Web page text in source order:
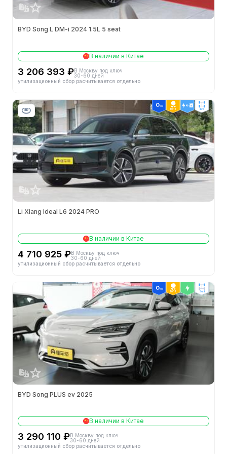
BYD Song L DM-i 2024 1.5L 5 seat
В наличии в Китае
3 206 393 ₽В Москву под ключ
30-60 дней
утилизационный сбор расчитывается отдельно
ТОП 1 4wd
Li Xiang Ideal L6 2024 PRO
В наличии в Китае
4 710 925 ₽В Москву под ключ
30-60 дней
утилизационный сбор расчитывается отдельно
ТОП 1 2wd
BYD Song PLUS ev 2025
В наличии в Китае
3 290 110 ₽В Москву под ключ
30-60 дней
утилизационный сбор расчитывается отдельно